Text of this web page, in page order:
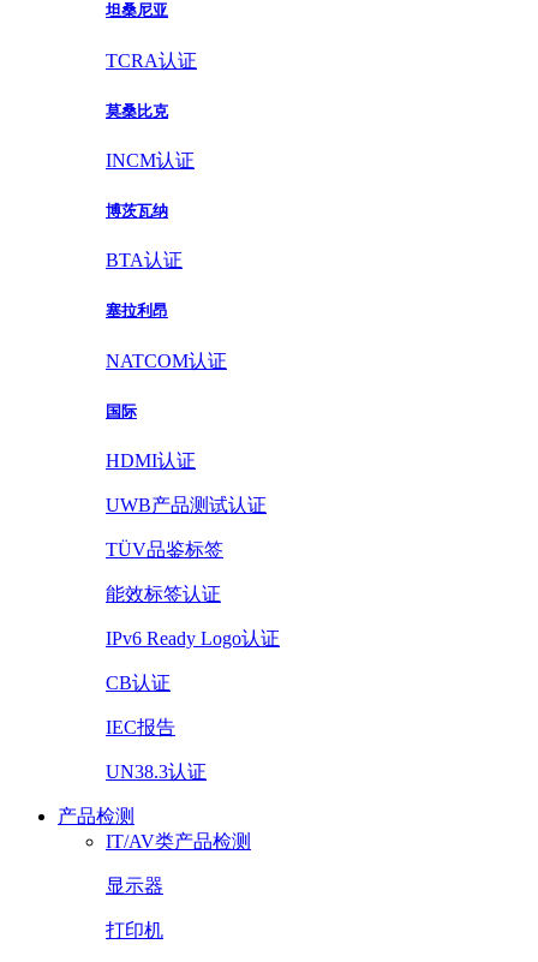
坦桑尼亚
TCRA认证
莫桑比克
INCM认证
博茨瓦纳
BTA认证
塞拉利昂
NATCOM认证
国际
HDMI认证
UWB产品测试认证
TÜV品鉴标签
能效标签认证
IPv6 Ready Logo认证
CB认证
IEC报告
UN38.3认证
产品检测
IT/AV类产品检测
显示器
打印机